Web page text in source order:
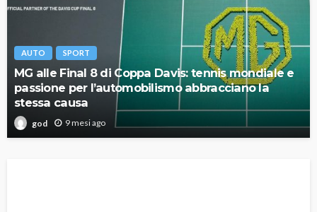
AUTO SPORT
MG alle Final 8 di Coppa Davis: tennis mondiale e
passione per l’automobilismo abbracciano la
stessa causa
god 9 mesi ago